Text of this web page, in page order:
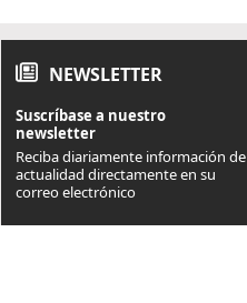
NEWSLETTER
Suscríbase a nuestro
newsletter
Reciba diariamente información de
actualidad directamente en su
correo electrónico